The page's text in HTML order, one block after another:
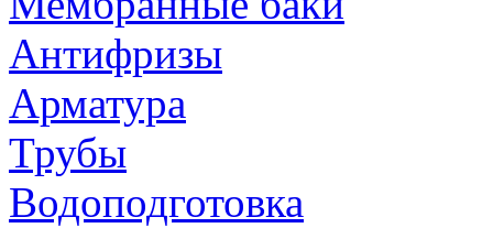
Антифризы
Арматура
Трубы
Водоподготовка